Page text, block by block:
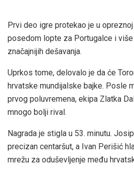
Prvi deo igre protekao je u
posedom lopte za Portugalce i
značajnijih dešavanja.
Uprkos tome, delovalo je da će
hrvatske mundijalske bajke. Posle
prvog poluvremena, ekipa Zlatka
mnogo bolji rival.
Nagrada je stigla u 53. minutu.
precizan centaršut, a Ivan Perišić
mrežu za oduševljenje među